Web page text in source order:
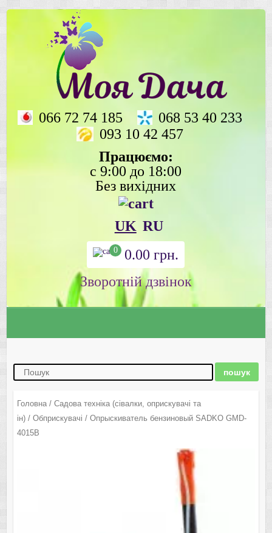
066 72 74 185
068 53 40 233
093 10 42 457
Працюємо:
с 9:00 до 18:00
Без вихідних
UK RU
0 0.00грн.
Зворотній дзвінок
Головна/ Садова техніка (сівалки, оприскувачі та
ін)/ Обприскувачі / Опрыскиватель бензиновый SADKO GMD-
4015B